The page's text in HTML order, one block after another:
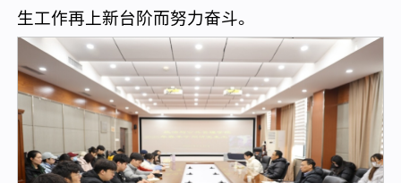
生工作再上新台阶而努力奋斗。